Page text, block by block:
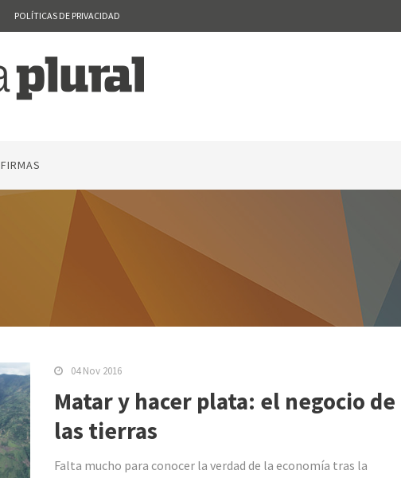
POLÍTICAS DE PRIVACIDAD
FIRMAS
04 Nov 2016
Matar y hacer plata: el negocio de
las tierras
Falta mucho para conocer la verdad de la economía tras la